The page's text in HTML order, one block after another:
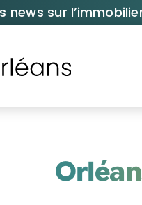
news sur